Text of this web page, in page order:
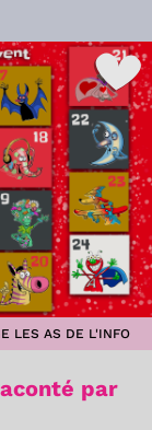
LES AS DE L'INFO
par